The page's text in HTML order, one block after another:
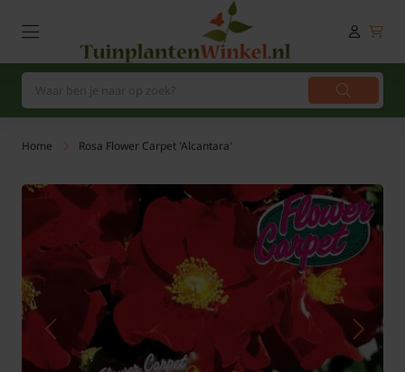
Home Rosa Flower Carpet 'Alcantara'